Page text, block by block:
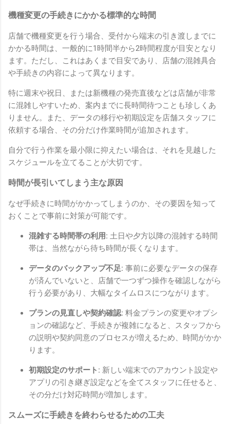
機種変更の手続きにかかる標準的な時間
店舗で機種変更を行う場合、受付から端末の引き渡しまでに
かかる時間は、一般的に1時間半から2時間程度が目安となり
ます。ただし、これはあくまで目安であり、店舗の混雑具合
や手続きの内容によって異なります。
特に週末や祝日、または新機種の発売直後などは店舗が非常
に混雑しやすいため、案内までに長時間待つことも珍しくあ
りません。また、データの移行や初期設定を店舗スタッフに
依頼する場合、その分だけ作業時間が追加されます。
自分で行う作業を最小限に抑えたい場合は、それを見越した
スケジュールを立てることが大切です。
時間が長引いてしまう主な原因
なぜ手続きに時間がかかってしまうのか、その要因を知って
おくことで事前に対策が可能です。
混雑する時間帯の利用: 土日や夕方以降の混雑する時間
帯は、当然ながら待ち時間が長くなります。
データのバックアップ不足: 事前に必要なデータの保存
が済んでいないと、店舗で一つずつ操作を確認しながら
行う必要があり、大幅なタイムロスにつながります。
プランの見直しや契約確認: 料金プランの変更やオプシ
ョンの確認など、手続きが複雑になると、スタッフから
の説明や契約同意のプロセスが増えるため、時間がかか
ります。
初期設定のサポート: 新しい端末でのアカウント設定や
アプリの引き継ぎ設定などを全てスタッフに任せると、
その分だけ対応時間が増加します。
スムーズに手続きを終わらせるための工夫